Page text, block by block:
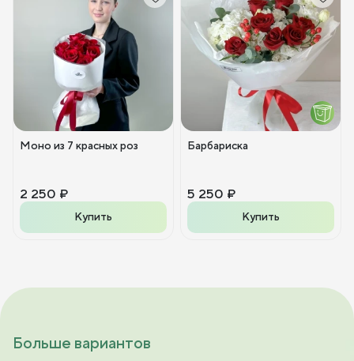
Моно из 7 красных роз
2 250 ₽
Купить
Барбариска
5 250 ₽
Купить
Больше вариантов